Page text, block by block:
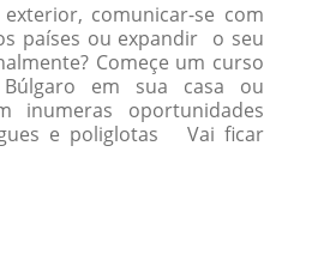
comunicar-se com
países ou expandir o seu
Começe um curso
Búlgaro em sua casa ou
inumeras oportunidades
e poliglotas Vai ficar